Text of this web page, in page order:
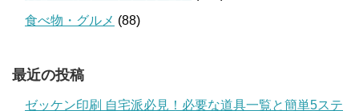
食べ物・グルメ (88)
最近の投稿
ゼッケン印刷 自宅派必見！必要な道具一覧と簡単5ステ